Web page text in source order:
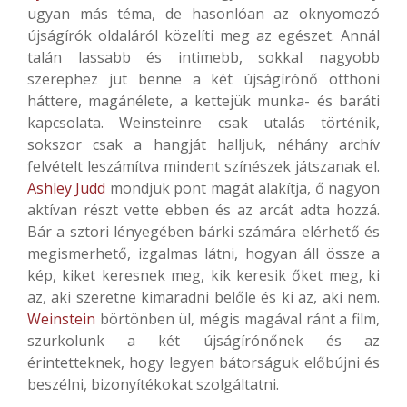
ugyan más téma, de hasonlóan az oknyomozó
újságírók oldaláról közelíti meg az egészet. Annál
talán lassabb és intimebb, sokkal nagyobb
szerephez jut benne a két újságírónő otthoni
háttere, magánélete, a kettejük munka- és baráti
kapcsolata. Weinsteinre csak utalás történik,
sokszor csak a hangját halljuk, néhány archív
felvételt leszámítva mindent színészek játszanak el.
Ashley Judd mondjuk pont magát alakítja, ő nagyon
aktívan részt vette ebben és az arcát adta hozzá.
Bár a sztori lényegében bárki számára elérhető és
megismerhető, izgalmas látni, hogyan áll össze a
kép, kiket keresnek meg, kik keresik őket meg, ki
az, aki szeretne kimaradni belőle és ki az, aki nem.
Weinstein börtönben ül, mégis magával ránt a film,
szurkolunk a két újságírónőnek és az
érintetteknek, hogy legyen bátorságuk előbújni és
beszélni, bizonyítékokat szolgáltatni.